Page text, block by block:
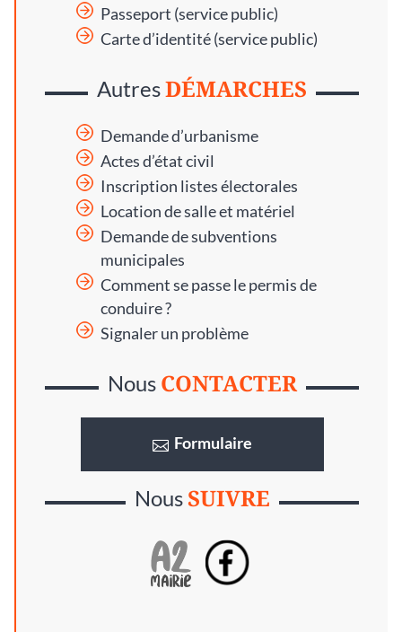
Passeport (service public)
Carte d’identité (service public)
AutresDÉMARCHES
Demande d’urbanisme
Actes d’état civil
Inscription listes électorales
Location de salle et matériel
Demande de subventions
municipales
Comment se passe le permis de
conduire ?
Signaler un problème
Nous CONTACTER
Formulaire
NousSUIVRE